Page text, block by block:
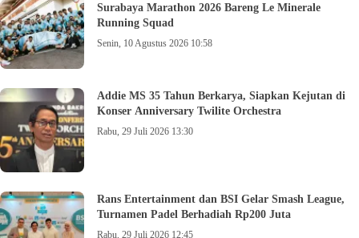
Surabaya Marathon 2026 Bareng Le Minerale
Running Squad
Senin, 10 Agustus 2026 10:58
Addie MS 35 Tahun Berkarya, Siapkan Kejutan di
Konser Anniversary Twilite Orchestra
Rabu, 29 Juli 2026 13:30
Rans Entertainment dan BSI Gelar Smash League,
Turnamen Padel Berhadiah Rp200 Juta
Rabu, 29 Juli 2026 12:45